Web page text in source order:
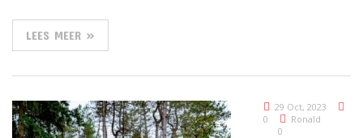
LEES MEER »
29 Oct, 2023
0
Ronald
0